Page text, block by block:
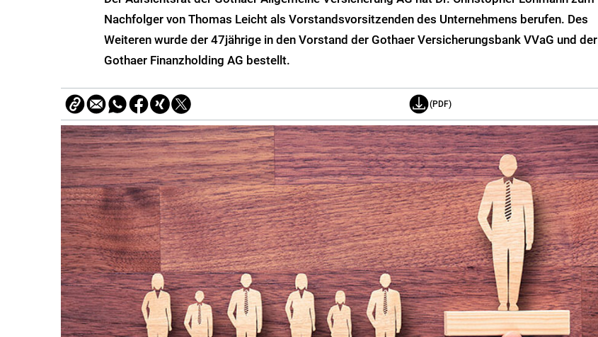
Nachfolger von Thomas Leicht als Vorstandsvorsitzenden des Unternehmens berufen. Des
Weiteren wurde der 47jährige in den Vorstand der Gothaer Versicherungsbank VVaG und der
Gothaer Finanzholding AG bestellt.
(PDF)